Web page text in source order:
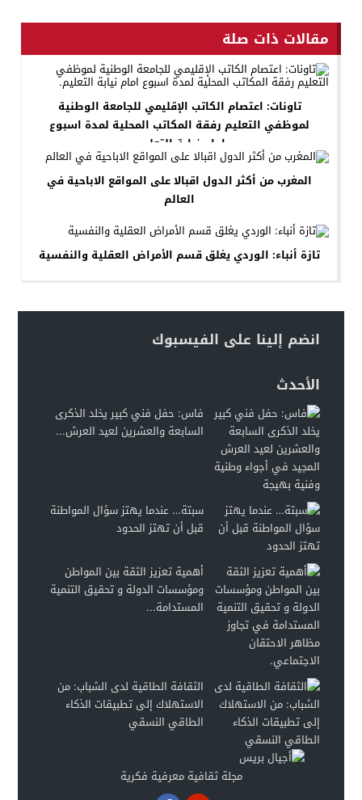
مقالات ذات صلة
تاونات: اعتصام الكاتب الإقليمي للجامعة الوطنية
لموظفي التعليم رفقة المكاتب المحلية لمدة اسبوع
امام نيابة التعليم.
المغرب من أكثر الدول اقبالا على المواقع الاباحية في
العالم
تازة أنباء: الوردي يغلق قسم الأمراض العقلية والنفسية
انضم إلينا على الفيسبوك
الأحدث
فاس: حفل فني كبير يخلد الذكرى
السابعة والعشرين لعيد العرش...
سبتة… عندما يهتز سؤال المواطنة
قبل أن تهتز الحدود
أهمية تعزيز الثقة بين المواطن
ومؤسسات الدولة و تحقيق التنمية
المستدامة...
الثقافة الطاقية لدى الشباب: من
الاستهلاك إلى تطبيقات الذكاء
الطاقي النسقي
مجلة ثقافية معرفية فكرية